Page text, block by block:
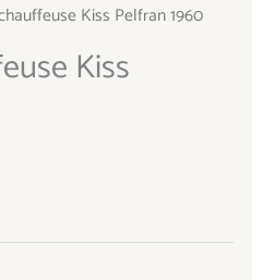
Kiss Pelfran 1960
Kiss